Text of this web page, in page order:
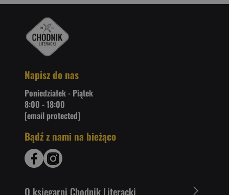
Napisz do nas
Poniedziałek - Piątek
8:00 - 18:00
[email protected]
Bądź z nami na bieżąco
O ksiegarni Chodnik Literacki